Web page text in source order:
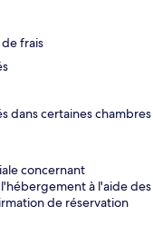
frais
dans certaines chambres
concernant
à l'aide des
de réservation